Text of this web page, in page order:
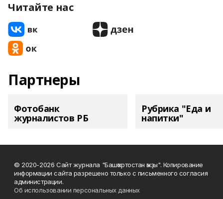
Читайте нас
Партнеры
Фотобанк
журналистов РБ
Рубрика "Еда и
напитки"
© 2020-2026 Сайт журнала "Башҡортостан ҡыҙы". Копирование
информации сайта разрешено только с письменного согласия
администрации.
Об использовании персональных данных